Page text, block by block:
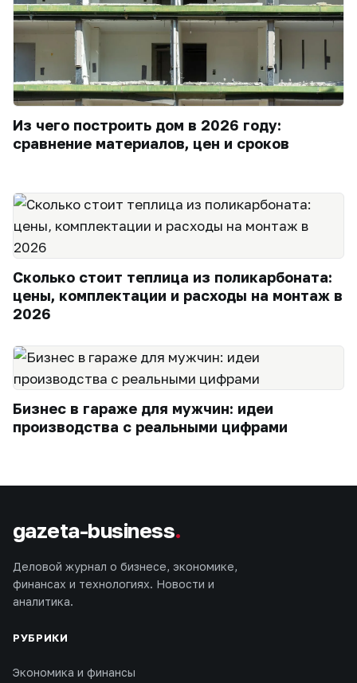
Из чего построить дом в 2026 году:
сравнение материалов, цен и сроков
Сколько стоит теплица из поликарбоната:
цены, комплектации и расходы на монтаж в
2026
Бизнес в гараже для мужчин: идеи
производства с реальными цифрами
gazeta-business.
Деловой журнал о бизнесе, экономике,
финансах и технологиях. Новости и
аналитика.
РУБРИКИ
Экономика и финансы